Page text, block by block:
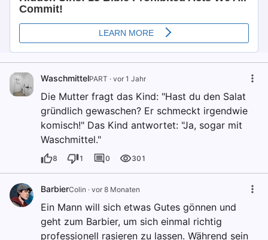
WaschmittelPART · vor 1 Jahr
Die Mutter fragt das Kind: "Hast du den Salat
gründlich gewaschen? Er schmeckt irgendwie
komisch!" Das Kind antwortet: "Ja, sogar mit
Waschmittel."
8 1 0 301
BarbierColin · vor 8 Monaten
Ein Mann will sich etwas Gutes gönnen und
geht zum Barbier, um sich einmal richtig
professionell rasieren zu lassen. Während sein